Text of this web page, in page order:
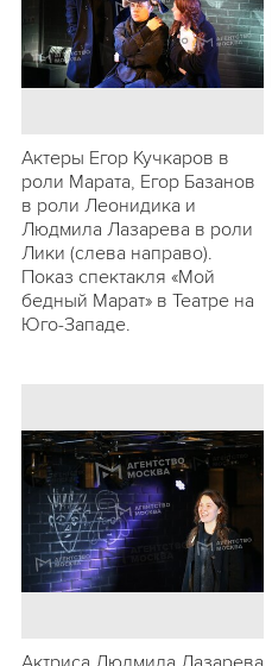
Актеры Егор Кучкаров в
роли Марата, Егор Базанов
в роли Леонидика и
Людмила Лазарева в роли
Лики (слева направо).
Показ спектакля «Мой
бедный Марат» в Театре на
Юго-Западе.